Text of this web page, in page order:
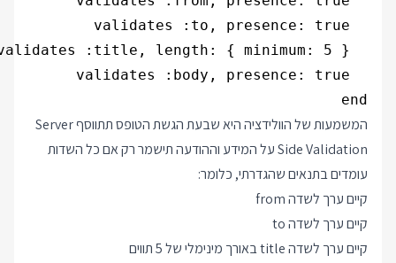
end
המשמעות של הוולידציה היא שבעת הגשת הטופס תתווסף Server
Side Validation על המידע וההודעה תישמר רק אם כל השדות
עומדים בתנאים שהגדרתי, כלומר:
קיים ערך לשדה from
קיים ערך לשדה to
קיים ערך לשדה title באורך מינימלי של 5 תווים